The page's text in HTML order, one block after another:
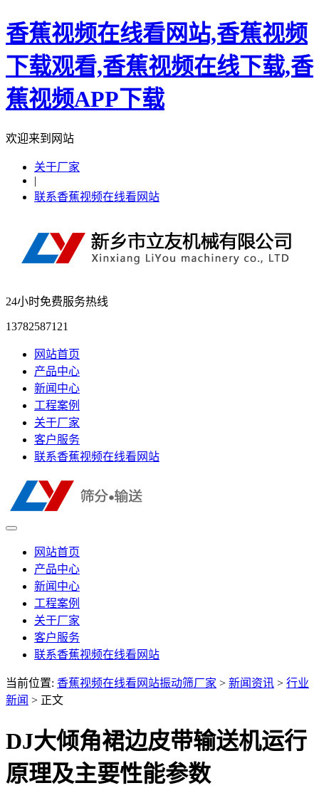
香蕉视频在线看网站,香蕉视频
下载观看,香蕉视频在线下载,香
蕉视频APP下载
欢迎来到网站
关于厂家
|
联系香蕉视频在线看网站
24小时免费服务热线
13782587121
网站首页
产品中心
新闻中心
工程案例
关于厂家
客户服务
联系香蕉视频在线看网站
网站首页
产品中心
新闻中心
工程案例
关于厂家
客户服务
联系香蕉视频在线看网站
当前位置: 香蕉视频在线看网站振动筛厂家 > 新闻资讯 > 行业
新闻 > 正文
DJ大倾角裙边皮带输送机运行
原理及主要性能参数